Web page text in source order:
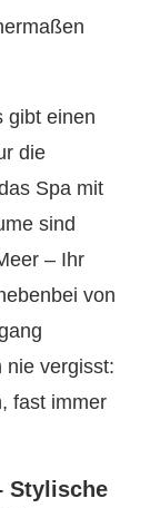
gibt einen
die
Spa mit
sind
– Ihr
von
nie vergisst:
fast immer
Stylische